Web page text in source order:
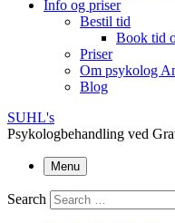
Info og priser
Bestil tid
Book tid
Priser
Om psykolog
Blog
SUHL's
Psykologbehandling ved
Menu
Search